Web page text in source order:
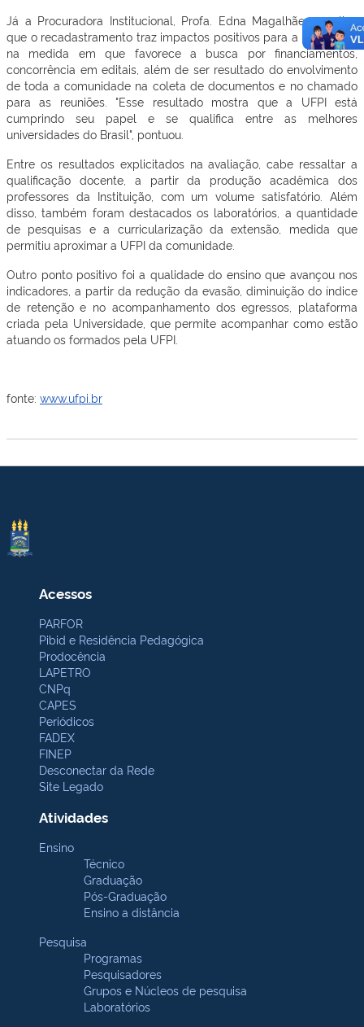
Já a Procuradora Institucional, Profa. Edna Magalhães, explica
que o recadastramento traz impactos positivos para a instituição,
na medida em que favorece a busca por financiamentos,
concorrência em editais, além de ser resultado do envolvimento
de toda a comunidade na coleta de documentos e no chamado
para as reuniões. "Esse resultado mostra que a UFPI está
cumprindo seu papel e se qualifica entre as melhores
universidades do Brasil", pontuou.
Entre os resultados explicitados na avaliação, cabe ressaltar a
qualificação docente, a partir da produção acadêmica dos
professores da Instituição, com um volume satisfatório. Além
disso, também foram destacados os laboratórios, a quantidade
de pesquisas e a curricularização da extensão, medida que
permitiu aproximar a UFPI da comunidade.
Outro ponto positivo foi a qualidade do ensino que avançou nos
indicadores, a partir da redução da evasão, diminuição do índice
de retenção e no acompanhamento dos egressos, plataforma
criada pela Universidade, que permite acompanhar como estão
atuando os formados pela UFPI.
fonte: www.ufpi.br
Acessos
PARFOR
Pibid e Residência Pedagógica
Prodocência
LAPETRO
CNPq
CAPES
Periódicos
FADEX
FINEP
Desconectar da Rede
Site Legado
Atividades
Ensino
Técnico
Graduação
Pós-Graduação
Ensino a distância
Pesquisa
Programas
Pesquisadores
Grupos e Núcleos de pesquisa
Laboratórios